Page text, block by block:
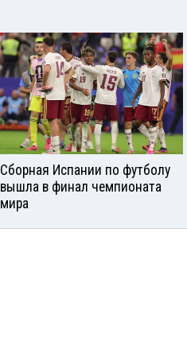
Сборная Испании по футболу
вышла в финал чемпионата
мира